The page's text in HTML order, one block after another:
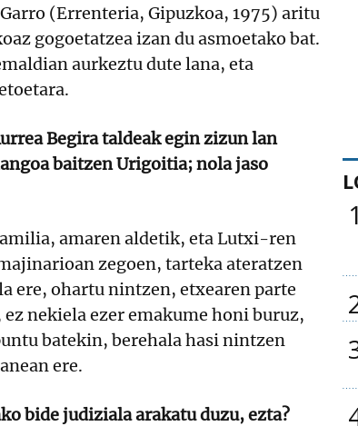
(Errenteria, Gipuzkoa, 1975) aritu
gogoetatzea izan du asmoetako bat.
aurkeztu dute lana, eta
Begira taldeak egin zizun lan
baitzen Urigoitia; nola jaso
amaren aldetik, eta Lutxi-ren
zegoen, tarteka ateratzen
ere, ohartu nintzen, etxearen parte
nekiela ezer emakume honi buruz,
batekin, berehala hasi nintzen
ere.
bide judiziala arakatu duzu, ezta?
1